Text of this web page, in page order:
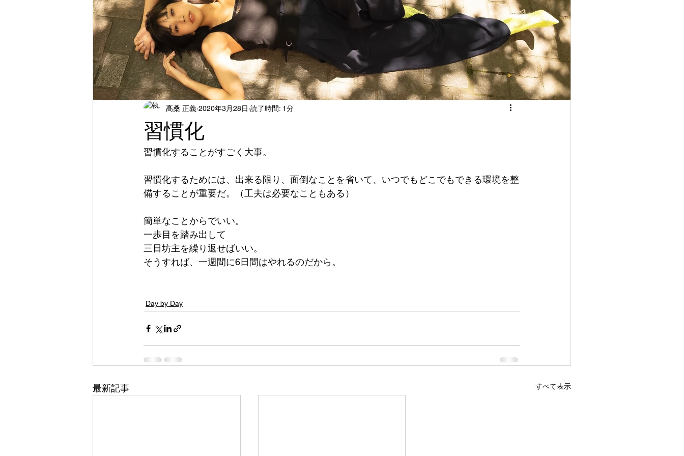
習慣化
髙桑 正義 2020年3月28日 読了時間: 1分
習慣化することがすごく大事。
習慣化するためには、出来る限り、面倒なことを省いて、いつでもどこでもできる環境を整
備することが重要だ。（工夫は必要なこともある）
簡単なことからでいい。
一歩目を踏み出して
三日坊主を繰り返せばいい。
そうすれば、一週間に6日間はやれるのだから。
Day by Day
最新記事 すべて表示